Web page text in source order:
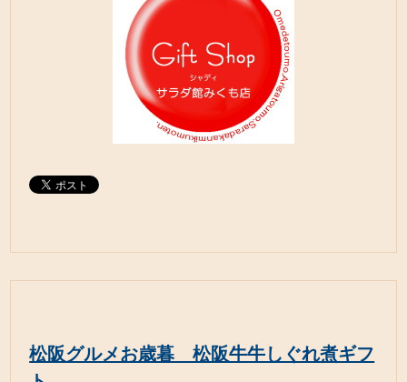
松阪グルメお歳暮 松阪牛牛しぐれ煮ギフ